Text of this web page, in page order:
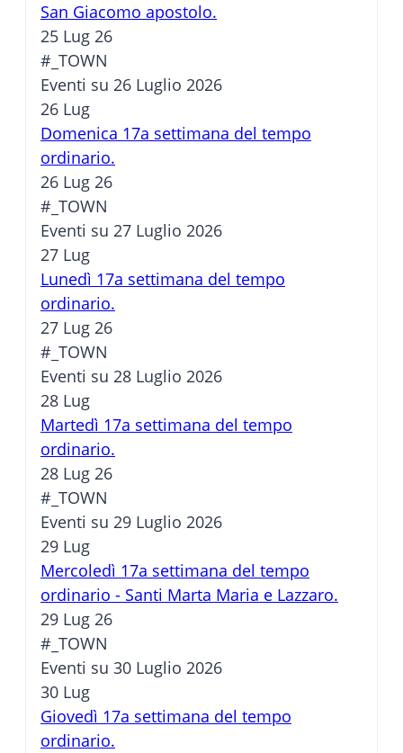
San Giacomo apostolo.
25 Lug 26
#_TOWN
Eventi su 26 Luglio 2026
26 Lug
Domenica 17a settimana del tempo
ordinario.
26 Lug 26
#_TOWN
Eventi su 27 Luglio 2026
27 Lug
Lunedì 17a settimana del tempo
ordinario.
27 Lug 26
#_TOWN
Eventi su 28 Luglio 2026
28 Lug
Martedì 17a settimana del tempo
ordinario.
28 Lug 26
#_TOWN
Eventi su 29 Luglio 2026
29 Lug
Mercoledì 17a settimana del tempo
ordinario - Santi Marta Maria e Lazzaro.
29 Lug 26
#_TOWN
Eventi su 30 Luglio 2026
30 Lug
Giovedì 17a settimana del tempo
ordinario.